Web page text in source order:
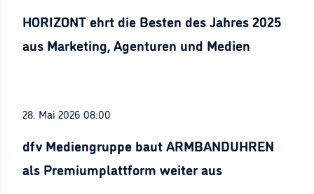
HORIZONT ehrt die Besten des Jahres 2025
aus Marketing, Agenturen und Medien
28. Mai 2026 08:00
dfv Mediengruppe baut ARMBANDUHREN
als Premiumplattform weiter aus